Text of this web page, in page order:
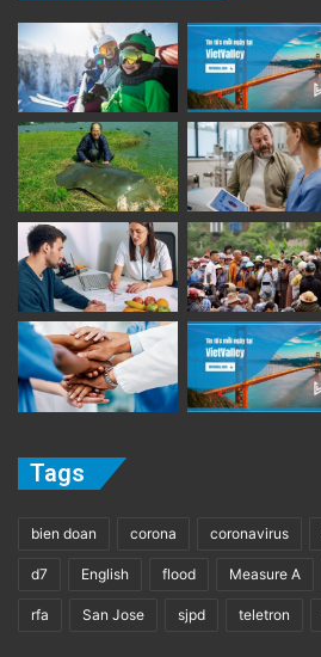
Tags
bien doan corona coronavirus
d7 English flood Measure A
rfa San Jose sjpd teletron